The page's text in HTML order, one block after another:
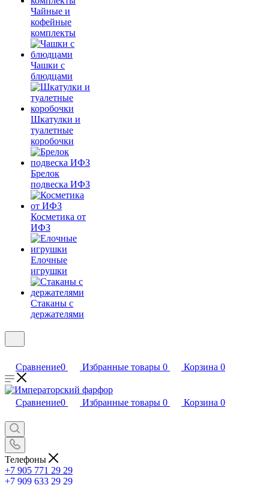
Чайные и
кофейные
комплекты
Чашки с
блюдцами
Шкатулки и
туалетные
коробочки
Брелок
подвеска ИФЗ
Косметика от
ИФЗ
Елочные
игрушки
Стаканы с
держателями
Сравнение0 Избранные товары 0 Корзина 0
Сравнение0 Избранные товары 0 Корзина 0
Телефоны
+7 905 771 29 29
+7 909 633 29 29